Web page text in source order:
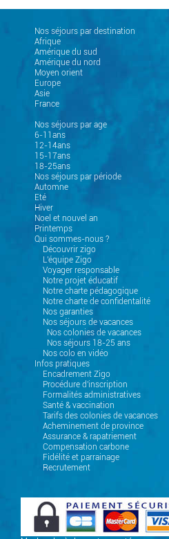
Nos séjours par destination
Afrique
Amérique du sud
Amérique du nord
Moyen orient
Europe
Asie
France
Nos séjours par age
6-11ans
12-14ans
15-17ans
18-25ans
Nos séjours par période
Automne
Eté
Hiver
Noel et nouvel an
Printemps
Qui sommes-nous ?
Découvrir zigo
L'équipe Zigo
Voyager responsable
Notre projet éducatif
Notre charte pédagogique
Notre charte de confidentalité
Nos garanties
Nos séjours de vacances
Nos colonies de vacances
Nos séjours 18-25 ans
Nos colo en vidéo
Infos pratiques
Encadrement Zigo
Procédure d'inscription
Formalités administratives
Santé & vaccination
Tarifs des colonies de vacances
Acheminement de province
Assurance & rapatriement
Compensation carbone
Fidélité et parrainage
Recrutement